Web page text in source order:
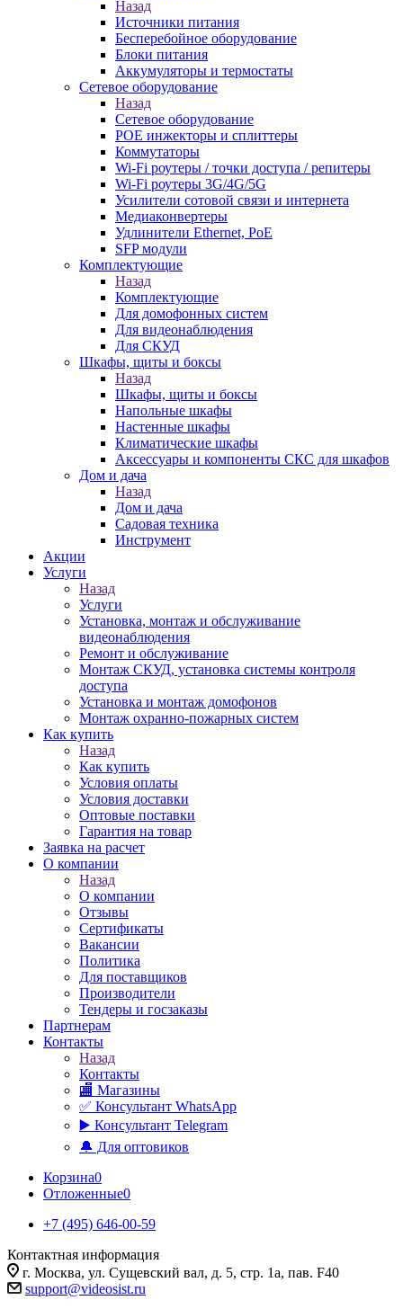
Назад
Источники питания
Бесперебойное оборудование
Блоки питания
Аккумуляторы и термостаты
Сетевое оборудование
Назад
Сетевое оборудование
POE инжекторы и сплиттеры
Коммутаторы
Wi-Fi роутеры / точки доступа / репитеры
Wi-Fi роутеры 3G/4G/5G
Усилители сотовой связи и интернета
Медиаконвертеры
Удлинители Ethernet, PoE
SFP модули
Комплектующие
Назад
Комплектующие
Для домофонных систем
Для видеонаблюдения
Для СКУД
Шкафы, щиты и боксы
Назад
Шкафы, щиты и боксы
Напольные шкафы
Настенные шкафы
Климатические шкафы
Аксессуары и компоненты СКС для шкафов
Дом и дача
Назад
Дом и дача
Садовая техника
Инструмент
Акции
Услуги
Назад
Услуги
Установка, монтаж и обслуживание
видеонаблюдения
Ремонт и обслуживание
Монтаж СКУД, установка системы контроля
доступа
Установка и монтаж домофонов
Монтаж охранно-пожарных систем
Как купить
Назад
Как купить
Условия оплаты
Условия доставки
Оптовые поставки
Гарантия на товар
Заявка на расчет
О компании
Назад
О компании
Отзывы
Сертификаты
Вакансии
Политика
Для поставщиков
Производители
Тендеры и госзаказы
Партнерам
Контакты
Назад
Контакты
🏬 Магазины
✅️ Консультант WhatsApp
▶️ Консультант Telegram
🔔 Для оптовиков
Корзина0
Отложенные0
+7 (495) 646-00-59
Контактная информация
г. Москва, ул. Сущевский вал, д. 5, стр. 1а, пав. F40
support@videosist.ru